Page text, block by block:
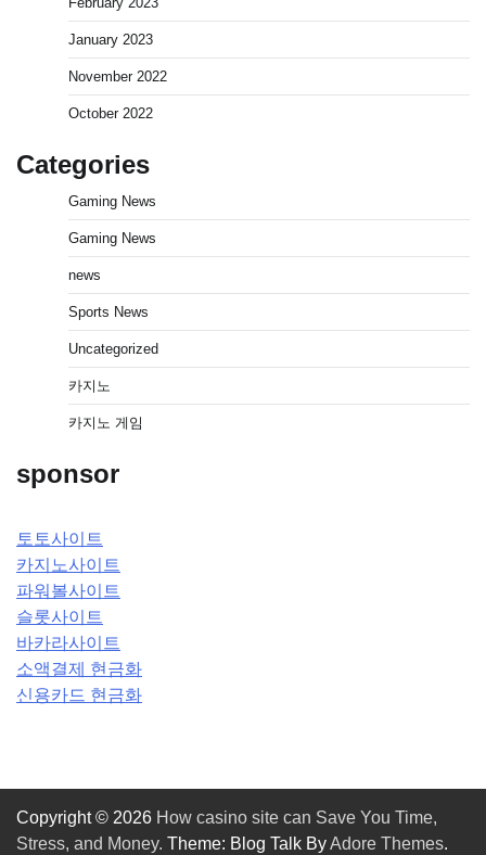
January 2023
November 2022
October 2022
Categories
Gaming News
Gaming News
news
Sports News
Uncategorized
카지노
카지노 게임
sponsor
토토사이트
카지노사이트
파워볼사이트
슬롯사이트
바카라사이트
소액결제 현금화
신용카드 현금화
Copyright © 2026 How casino site can Save You Time,
Stress, and Money. Theme: Blog Talk ByAdore Themes.